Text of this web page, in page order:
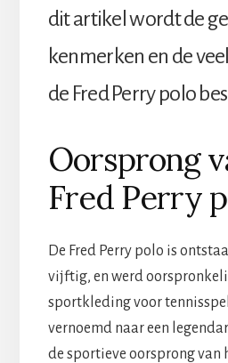
dit artikel wordt de
kenmerken en de
de Fred Perry polo
Oorsprong
Fred Perry
De Fred Perry polo is
vijftig, en werd
sportkleding voor
vernoemd naar een
de sportieve oorsprong van